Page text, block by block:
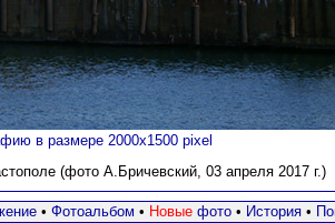
в размере 2000х1500 pixel
(фото А.Бричевский, 03 апреля 2017 г.)
• Фотоальбом • Новыефото • История•